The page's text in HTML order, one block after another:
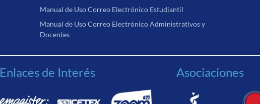
Manual de Uso Correo Electrónico Estudiantil
Manual de Uso Correo Electrónico Administrativos y
Docentes
Enlaces de Interés Asociaciones